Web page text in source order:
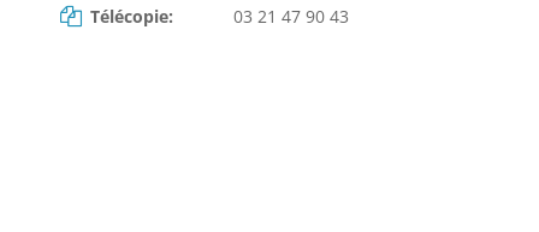
Télécopie: 03 21 47 90 43